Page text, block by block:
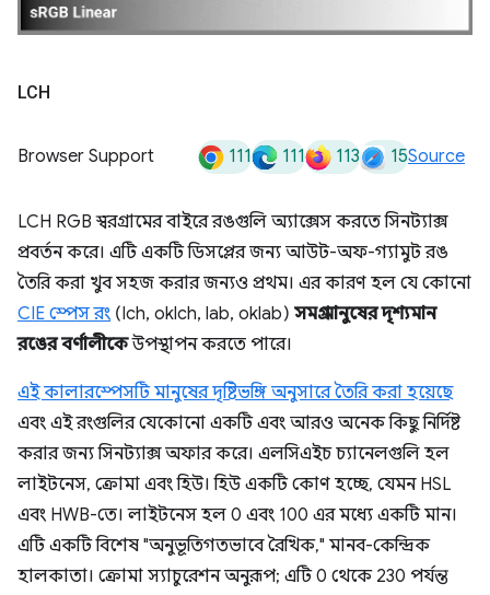
LCH
Browser Support 111 111 113 15Source
LCH RGB স্বরগ্রামের বাইরে রঙগুলি অ্যাক্সেস করতে সিনট্যাক্স
প্রবর্তন করে। এটি একটি ডিসপ্লের জন্য আউট-অফ-গ্যামুট রঙ
তৈরি করা খুব সহজ করার জন্যও প্রথম। এর কারণ হল যে কোনো
CIE স্পেস রং (lch, oklch, lab, oklab) সমগ্র মানুষের দৃশ্যমান
রঙের বর্ণালীকেউপস্থাপন করতে পারে।
এই কালারস্পেসটি মানুষের দৃষ্টিভঙ্গি অনুসারে তৈরি করা হয়েছে
এবং এই রংগুলির যেকোনো একটি এবং আরও অনেক কিছু নির্দিষ্ট
করার জন্য সিনট্যাক্স অফার করে। এলসিএইচ চ্যানেলগুলি হল
লাইটনেস, ক্রোমা এবং হিউ। হিউ একটি কোণ হচ্ছে, যেমন HSL
এবং HWB-তে। লাইটনেস হল 0 এবং 100 এর মধ্যে একটি মান।
এটি একটি বিশেষ "অনুভূতিগতভাবে রৈখিক," মানব-কেন্দ্রিক
হালকাতা। ক্রোমা স্যাচুরেশন অনুরূপ; এটি 0 থেকে 230 পর্যন্ত